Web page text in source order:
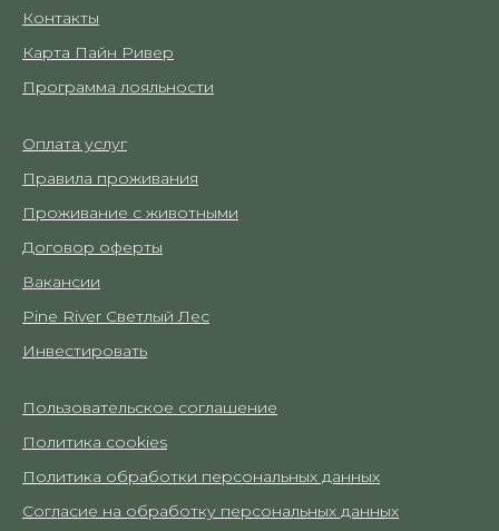
Контакты
Карта Пайн Ривер
Программа лояльности
Оплата услуг
Правила проживания
Проживание с животными
Договор оферты
Вакансии
Pine River Светлый Лес
Инвестировать
Пользовательское соглашение
Политика cookies
Политика обработки персональных данных
Согласие на обработку персональных данных